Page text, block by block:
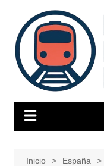
contenido
Inicio España